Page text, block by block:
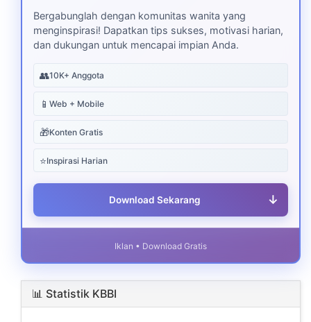
Bergabunglah dengan komunitas wanita yang
menginspirasi! Dapatkan tips sukses, motivasi harian,
dan dukungan untuk mencapai impian Anda.
👥10K+ Anggota
📱 Web + Mobile
🎁Konten Gratis
⭐Inspirasi Harian
Download Sekarang ↓
Iklan • Download Gratis
📊 Statistik KBBI